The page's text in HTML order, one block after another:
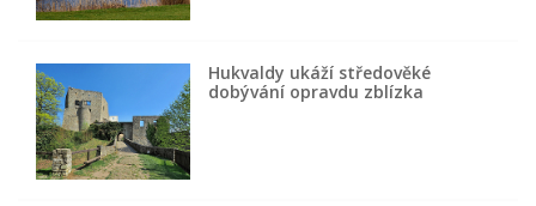
Hukvaldy ukáží středověké
dobývání opravdu zblízka